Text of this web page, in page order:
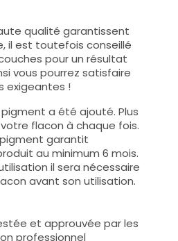
qualité garantissent
il est toutefois conseillé
pour un résultat
vous pourrez satisfaire
exigeantes !
a été ajouté. Plus
flacon à chaque fois.
garantit
au minimum 6 mois.
il sera nécessaire
avant son utilisation.
et approuvée par les
professionnel